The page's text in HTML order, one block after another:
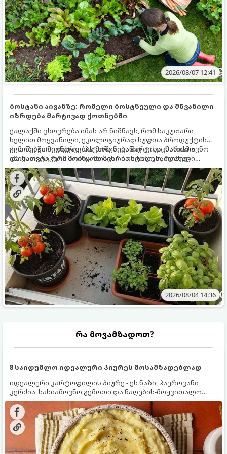
2026/08/07 12:41
ბოსტანი აივანზე: რომელი ბოსტნეული და მწვანილი
იზრდება მარტივად ქოთნებში
ქალაქში ცხოვრება იმას არ ნიშნავს, რომ საკუთარი
ხელით მოყვანილი, ეკოლოგიურად სუფთა პროდუქტის
გემოზე უარი თქვათ. პატარა აივანიც კი საკმარისია
იმისათვის, რომ მოიწყოთ მინი-ბოსტანი, საიდანაც
ყოველდღიურად ახალ, არომატულ მწვანილსა და
ბოსტნეულს მოკრეფთ.
ქოთნებში მცენარეების მოშენება მარტივი, სასიამოვნო
და ესთეტიკური ჰობია. მთავარია იცოდეთ, რომელი
კულტურები ეგუებიან ქოთნის პირობებს ყველაზე კარგად
და როგორ მოუაროთ მათ სწორად.
2026/08/04 14:36
რა მოვამზადოთ?
8 საიდუმლო იდეალური პიურეს მოსამზადებლად
იდეალური კარტოფილის პიურე - ეს ნაზი, ჰაეროვანი
კერძია, სასიამოვნო გემოთი და ნაღების-მოყვითალო
ფერით. მისი მომზადება ძალიან მარტივია, მაგრამ
არსებობს რამდენიმე საიდუმლო, რომლებიც უნდა
იცოდეთ, რომ პიურე იდეალურად გემრიელი გამოვიდეს.